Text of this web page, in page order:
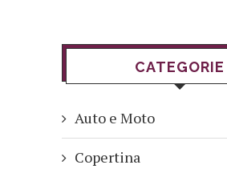
CATEGORIE
Auto e Moto
Copertina